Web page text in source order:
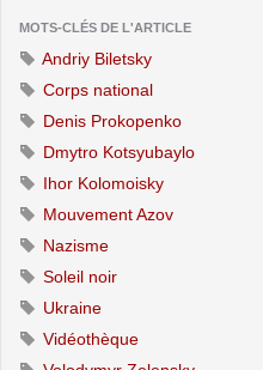
MOTS-CLÉS DE L'ARTICLE
Andriy Biletsky
Corps national
Denis Prokopenko
Dmytro Kotsyubaylo
Ihor Kolomoisky
Mouvement Azov
Nazisme
Soleil noir
Ukraine
Vidéothèque